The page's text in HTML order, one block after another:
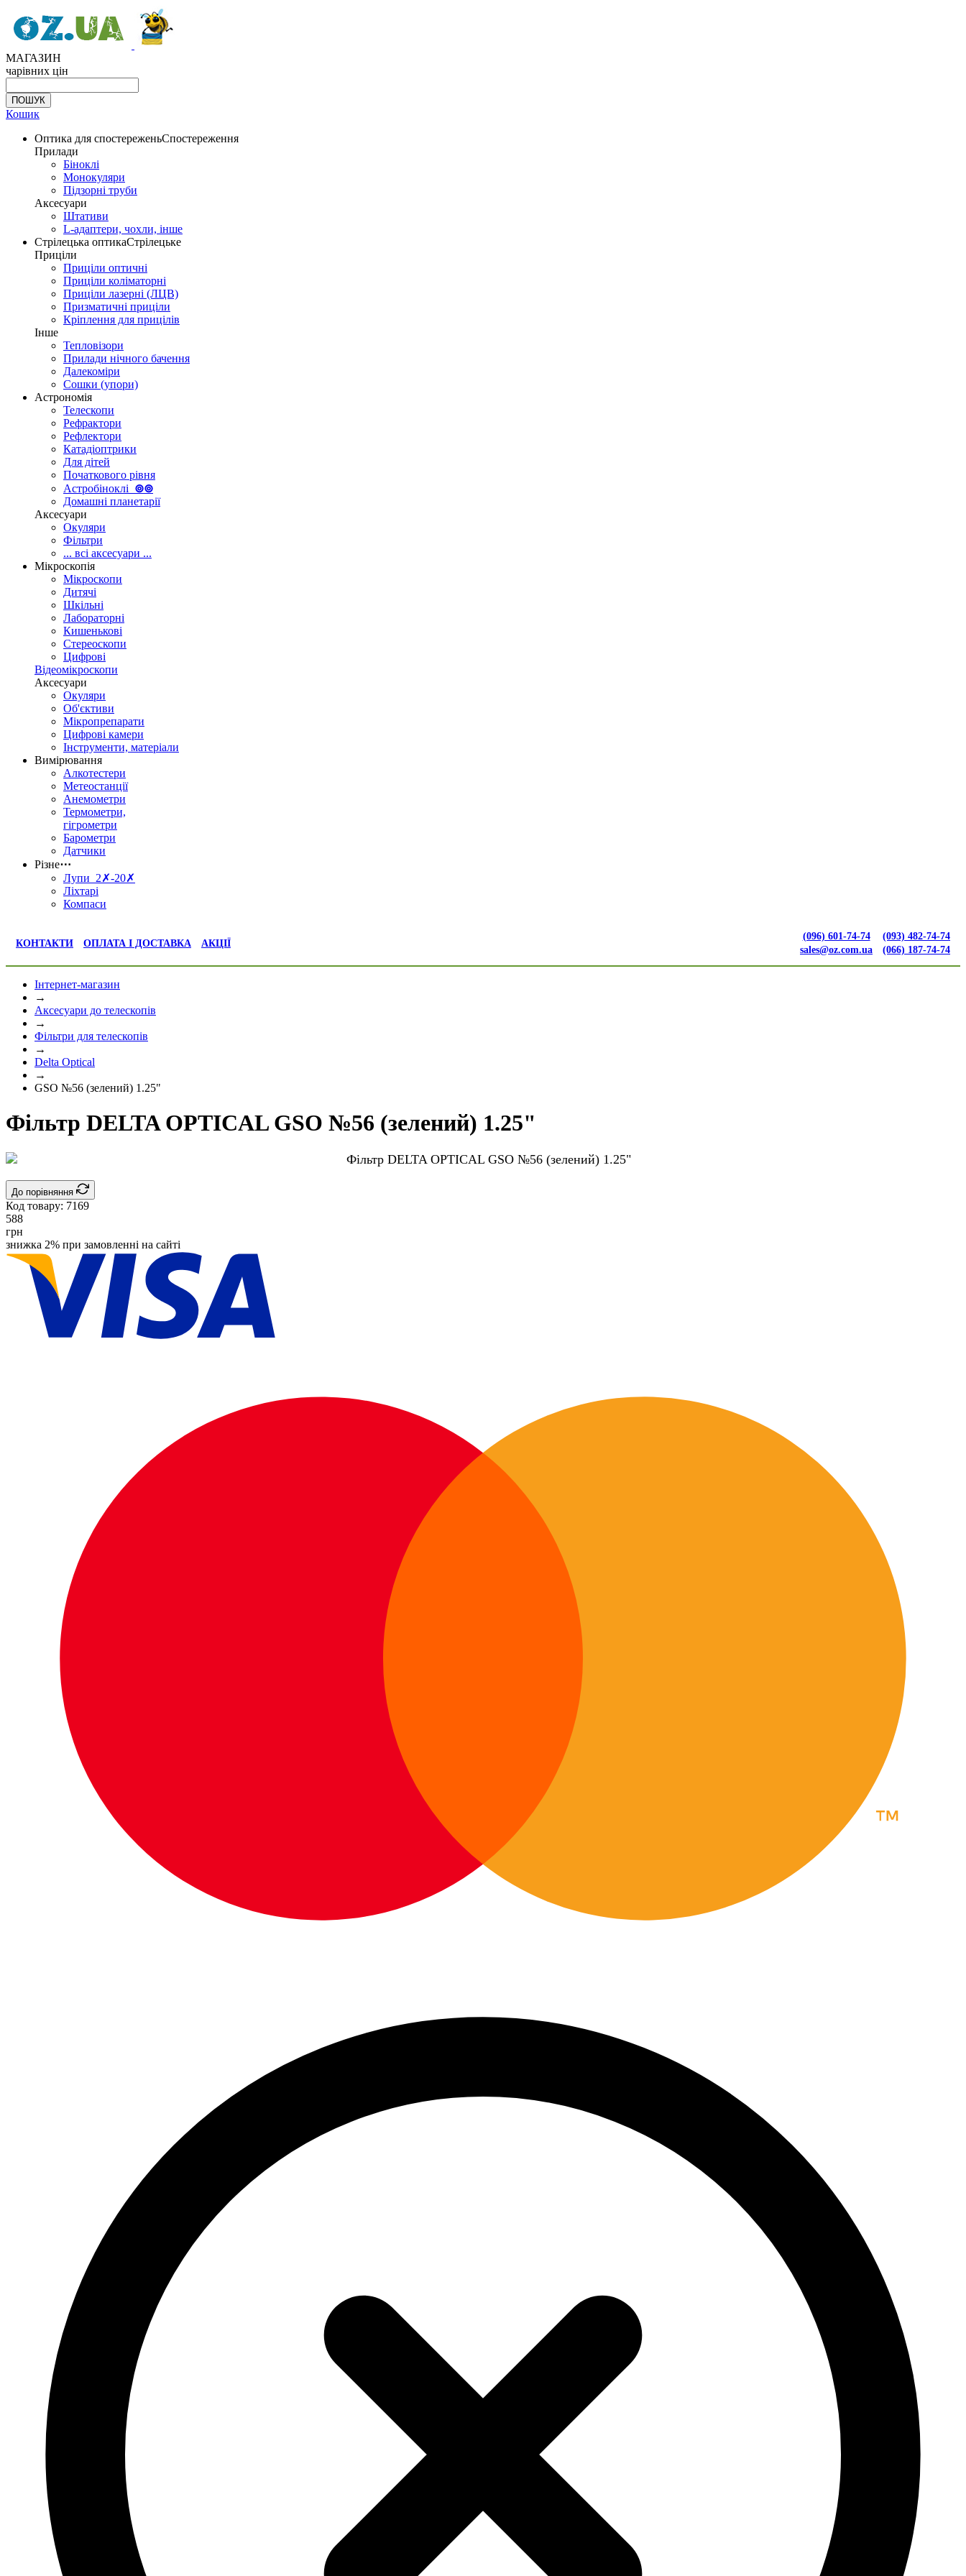
МАГАЗИН
чарівних цін
Кошик
Оптика для спостереженьСпостереження
Прилади
Біноклі
Монокуляри
Підзорні труби
Аксесуари
Штативи
L-адаптери, чохли, інше
Стрілецька оптикаСтрілецьке
Приціли
Приціли оптичні
Приціли коліматорні
Приціли лазерні (ЛЦВ)
Призматичні приціли
Кріплення для прицілів
Інше
Тепловізори
Прилади нічного бачення
Далекоміри
Сошки (упори)
Астрономія
Телескопи
Рефрактори
Рефлектори
Катадіоптрики
Для дітей
Початкового рівня
Астробіноклі ⊚⊚
Домашні планетарії
Аксесуари
Окуляри
Фільтри
... всі аксесуари ...
Мікроскопія
Мікроскопи
Дитячі
Шкільні
Лабораторні
Кишенькові
Стереоскопи
Цифрові
Відеомікроскопи
Аксесуари
Окуляри
Об'єктиви
Мікропрепарати
Цифрові камери
Інструменти, матеріали
Вимірювання
Алкотестери
Метеостанції
Анемометри
Термометри,
гігрометри
Барометри
Датчики
Різне⋯
Лупи 2✗-20✗
Ліхтарі
Компаси
КОНТАКТИ ОПЛАТА І ДОСТАВКА АКЦІЇ
(096) 601-74-74
sales@oz.com.ua
(093) 482-74-74
(066) 187-74-74
Інтернет-магазин
→
Аксесуари до телескопів
→
Фільтри для телескопів
→
Delta Optical
→
GSO №56 (зелений) 1.25"
Фільтр DELTA OPTICAL GSO №56 (зелений) 1.25"
До порівняння
Код товару: 7169
588
грн
знижка 2% при замовленні на сайті